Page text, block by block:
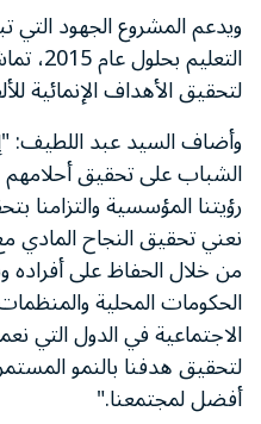
ويدعم المشروع الجهود التي
لتحقيق الأهداف الإنمائية
وأضاف السيد عبد اللطيف:
الشباب على تحقيق
رؤيتنا المؤسسية والتزامنا
نعني تحقيق النجاح المادي
من خلال الحفاظ على أفراده
الحكومات المحلية
الاجتماعية في الدول التي
لتحقيق هدفنا بالنمو
أفضل لمجتمعنا."